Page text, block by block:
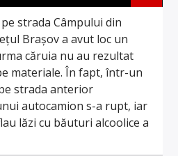
strada Câmpului din
Brașov a avut loc un
căruia nu au rezultat
materiale. În fapt, într-un
strada anterior
autocamion s-a rupt, iar
lăzi cu băuturi alcoolice a